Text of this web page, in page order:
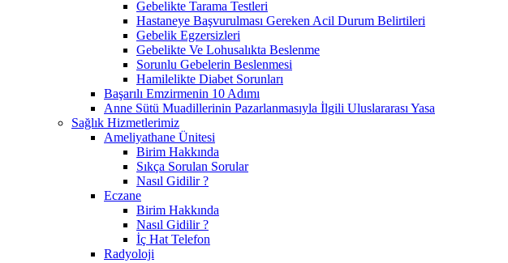
Gebelikte Tarama Testleri
Hastaneye Başvurulması Gereken Acil Durum Belirtileri
Gebelik Egzersizleri
Gebelikte Ve Lohusalıkta Beslenme
Sorunlu Gebelerin Beslenmesi
Hamilelikte Diabet Sorunları
Başarılı Emzirmenin 10 Adımı
Anne Sütü Muadillerinin Pazarlanmasıyla İlgili Uluslararası Yasa
Sağlık Hizmetlerimiz
Ameliyathane Ünitesi
Birim Hakkında
Sıkça Sorulan Sorular
Nasıl Gidilir ?
Eczane
Birim Hakkında
Nasıl Gidilir ?
İç Hat Telefon
Radyoloji